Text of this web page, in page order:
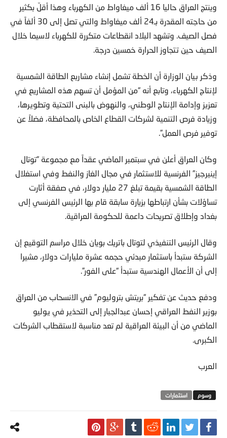
وينتج العراق حاليا 16 ألف ميغاواط من الكهرباء وهذا أقلّ بكثير
من حاجته المقدرة بـ24 ألف ميغاواط والتي تصل إلى 30 ألفاً في
فصل الصيف. وتشهد البلاد انقطاعات متكررة للكهرباء لاسيما خلال
الصيف حين تتجاوز الحرارة خمسين درجة.
وذكر بيان الوزارة أن الخطة تشمل إنشاء مشاريع الطاقة الشمسية
لإنتاج الكهرباء، وتابع أنه “من المؤمل أن تسهم هذه المشاريع في
تعزيز وإدامة الإنتاج الوطني، والنهوض بالبنى التحتية وتطويرها،
وزيادة فرص التنمية لشركات القطاع الخاص بالمحافظة، فضلاً عن
توفير فرص العمل”.
وكان العراق أعلن في سبتمبر الماضي عقداً مع مجموعة “توتال
إينيرجيز” الفرنسية للاستثمار في مجال الغاز والنفط وفي استغلال
الطاقة الشمسية بقيمة تبلغ 27 مليار دولار، في صفقة أثارت
تساؤلات بشأن ارتباطها بزيارة سابقة قام بها الرئيس الفرنسي إلى
بغداد وإطلاق تصريحات داعمة للحكومة العراقية.
وقال الرئيس التنفيذي لتوتال باتريك بويان خلال مراسم التوقيع إن
الشركة ستبدأ باستثمار مبدئي حجمه عشرة مليارات دولار، مشيرا
إلى أن الأعمال الهندسية ستبدأ “على الفور”.
ودفع حديث عن تفكير “بريتش بتروليوم” في الانسحاب من العراق
بوزير النفط العراقي إحسان عبدالجبار إلى التحذير في يوليو
الماضي من أن البيئة العراقية لم تعد مناسبة لاستقطاب الشركات
الكبرى.
العرب
استثمارات